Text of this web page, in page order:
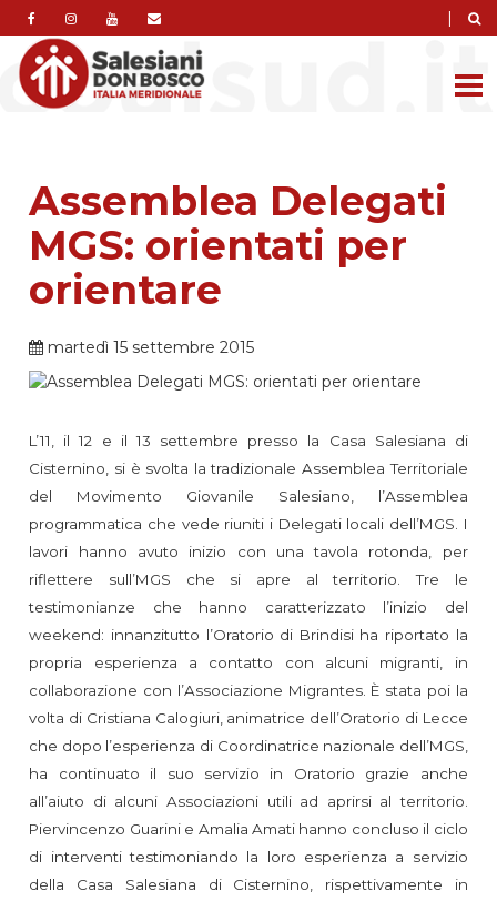
|
Assemblea Delegati
MGS: orientati per
orientare
martedì 15 settembre 2015
L’11, il 12 e il 13 settembre presso la Casa Salesiana di
Cisternino, si è svolta la tradizionale Assemblea Territoriale
del Movimento Giovanile Salesiano, l’Assemblea
programmatica che vede riuniti i Delegati locali dell’MGS. I
lavori hanno avuto inizio con una tavola rotonda, per
riflettere sull’MGS che si apre al territorio. Tre le
testimonianze che hanno caratterizzato l’inizio del
weekend: innanzitutto l’Oratorio di Brindisi ha riportato la
propria esperienza a contatto con alcuni migranti, in
collaborazione con l’Associazione Migrantes. È stata poi la
volta di Cristiana Calogiuri, animatrice dell’Oratorio di Lecce
che dopo l’esperienza di Coordinatrice nazionale dell’MGS,
ha continuato il suo servizio in Oratorio grazie anche
all’aiuto di alcuni Associazioni utili ad aprirsi al territorio.
Piervincenzo Guarini e Amalia Amati hanno concluso il ciclo
di interventi testimoniando la loro esperienza a servizio
della Casa Salesiana di Cisternino, rispettivamente in